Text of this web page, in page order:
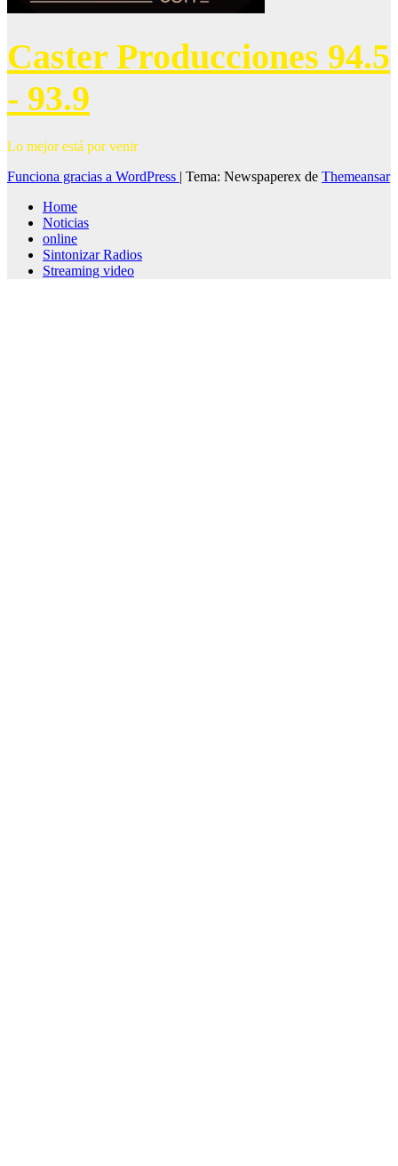
Caster Producciones 94.5
- 93.9
Lo mejor está por venir
Funciona gracias a WordPress | Tema: Newspaperex de Themeansar
Home
Noticias
online
Sintonizar Radios
Streaming video